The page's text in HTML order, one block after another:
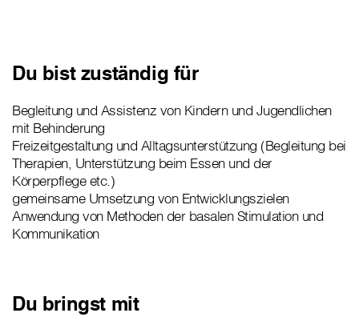
Du bist zuständig für
Begleitung und Assistenz von Kindern und Jugendlichen
mit Behinderung
Freizeitgestaltung und Alltagsunterstützung (Begleitung bei
Therapien, Unterstützung beim Essen und der
Körperpflege etc.)
gemeinsame Umsetzung von Entwicklungszielen
Anwendung von Methoden der basalen Stimulation und
Kommunikation
Du bringst mit